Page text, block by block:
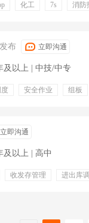
化工 7s 消防
布 立即沟通
及以上 | 中技/中专
安全作业 组板
立即沟通
及以上 | 高中
收发存管理 进出库